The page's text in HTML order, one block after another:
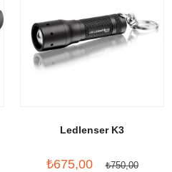
Ledlenser K3
₺675,00 ₺750,00